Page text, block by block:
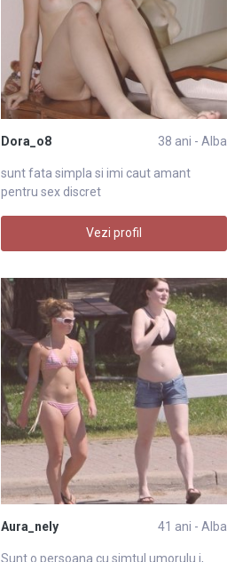
Dora_o8 38 ani - Alba
sunt fata simpla si imi caut amant
pentru sex discret
Vezi profil
Aura_nely 41 ani - Alba
Sunt o persoana cu simtul umorulu i,